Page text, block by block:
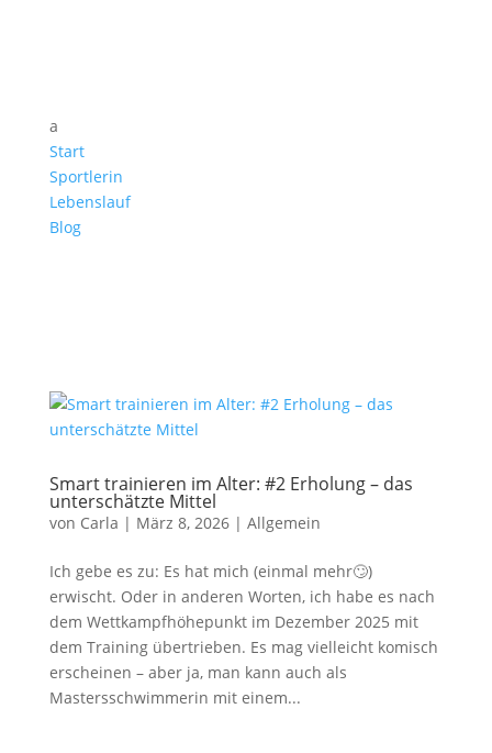
a
Start
Sportlerin
Lebenslauf
Blog
Smart trainieren im Alter: #2 Erholung – das
unterschätzte Mittel
von Carla | März 8, 2026| Allgemein
Ich gebe es zu: Es hat mich (einmal mehr🙄)
erwischt. Oder in anderen Worten, ich habe es nach
dem Wettkampfhöhepunkt im Dezember 2025 mit
dem Training übertrieben. Es mag vielleicht komisch
erscheinen – aber ja, man kann auch als
Mastersschwimmerin mit einem...